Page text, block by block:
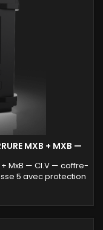
MXB + MXB —
+ MxB — Cl.V — coffre-
5 avec protection
jusqu’à 120